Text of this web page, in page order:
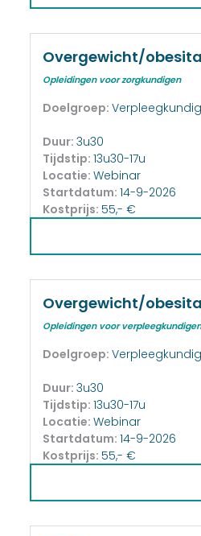
Overgewicht/
Opleidingen voor zorgkundigen
Doelgroep:
Duur: 3u30
Tijdstip: 13u30-17u
Locatie: Webinar
Startdatum: 14-9-2026
Kostprijs: 55,- €
Overgewicht/
Opleidingen voor verpleegkundigen
Doelgroep:
Duur: 3u30
Tijdstip: 13u30-17u
Locatie: Webinar
Startdatum: 14-9-2026
Kostprijs: 55,- €